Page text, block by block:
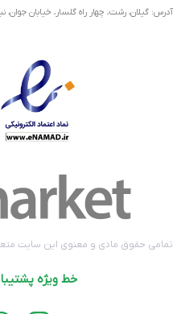
آدرس: گیلان، رشت، چهار راه گلسار، خیابان
تمامی حقوق مادی و معنوی این سایت
خط ویژه پشتیبانی